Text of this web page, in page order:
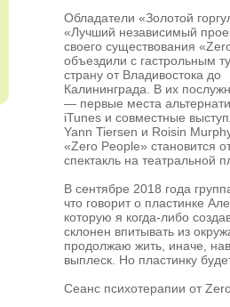
Обладатели «Золотой
«Лучший независимый
своего существования
объездили с гастрольным
страну от Владивостока до
Калининграда. В их
— первые места
iTunes и совместные
Yann Tiersen и Roisin
«Zero People» становится
спектакль на театральной
В сентябре 2018 года
что говорит о пластинке
которую я когда-либо
склонен впитывать из
продолжаю жить, иначе,
выплеск. Но пластинку
Сеанс психотерапии от